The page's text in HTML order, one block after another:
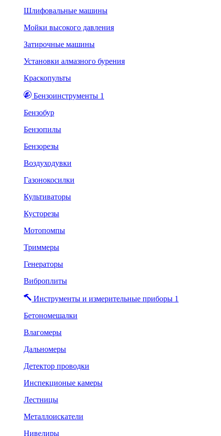
Шлифовальные машины
Мойки высокого давления
Затирочные машины
Установки алмазного бурения
Краскопульты
Бензоинструменты 1
Бензобур
Бензопилы
Бензорезы
Воздуходувки
Газонокосилки
Культиваторы
Кусторезы
Мотопомпы
Триммеры
Генераторы
Виброплиты
Инструменты и измерительные приборы 1
Бетономешалки
Влагомеры
Дальномеры
Детектор проводки
Инспекционые камеры
Лестницы
Металлоискатели
Нивелиры